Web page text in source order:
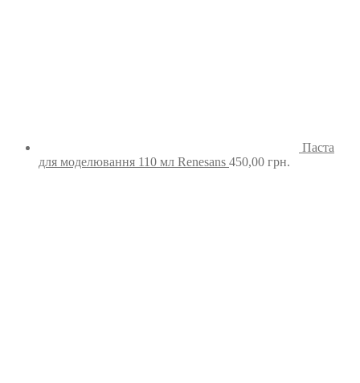
Паста
для моделювання 110 мл Renesans 450,00 грн.